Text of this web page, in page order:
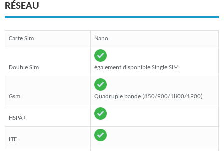
RÉSEAU
Carte Sim Nano
Double Sim également disponible Single SIM
Gsm Quadruple bande (850/900/1800/1900)
HSPA+
LTE